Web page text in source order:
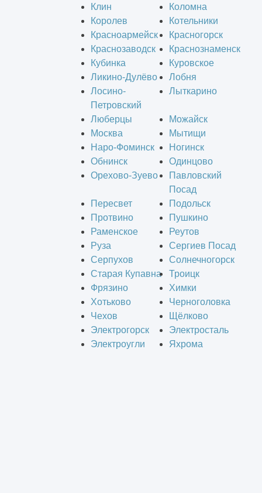
Клин
Коломна
Королев
Котельники
Красноармейск
Красногорск
Краснозаводск
Краснознаменск
Кубинка
Куровское
Ликино-Дулёво
Лобня
Лосино-
Петровский
Лыткарино
Люберцы
Можайск
Москва
Мытищи
Наро-Фоминск
Ногинск
Обнинск
Одинцово
Орехово-Зуево
Павловский
Посад
Пересвет
Подольск
Протвино
Пушкино
Раменское
Реутов
Руза
Сергиев Посад
Серпухов
Солнечногорск
Старая Купавна
Троицк
Фрязино
Химки
Хотьково
Черноголовка
Чехов
Щёлково
Электрогорск
Электросталь
Электроугли
Яхрома